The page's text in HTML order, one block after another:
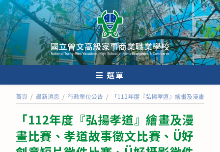
跳
轉
至
主
要
內
選單
首頁 / 最新消息 / 行政單位公告 / 「112年度『弘揚孝道』繪畫及漫畫比
「112年度『弘揚孝道』繪畫及漫
畫比賽、孝道故事徵文比賽、Ü好